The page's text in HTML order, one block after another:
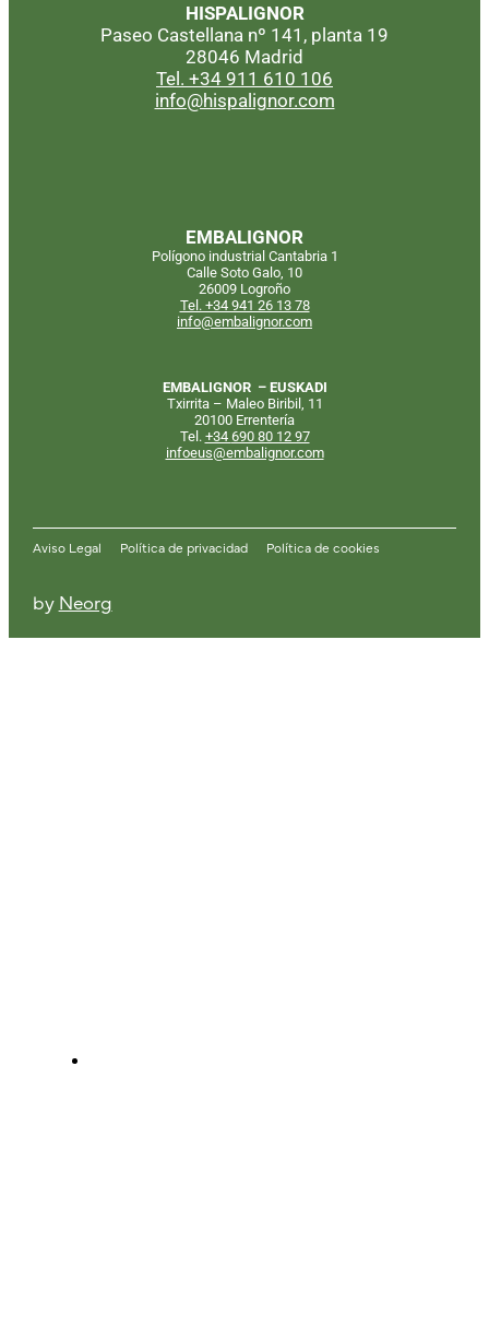
HISPALIGNOR
Paseo Castellana nº 141, planta 19
28046 Madrid
Tel. +34 911 610 106
info@hispalignor.com
EMBALIGNOR
Polígono industrial Cantabria 1
Calle Soto Galo, 10
26009 Logroño
Tel. +34 941 26 13 78
info@embalignor.com
EMBALIGNOR – EUSKADI
Txirrita – Maleo Biribil, 11
20100 Errentería
Tel. +34 690 80 12 97
infoeus@embalignor.com
Aviso Legal Política de privacidad Política de cookies
by Neorg